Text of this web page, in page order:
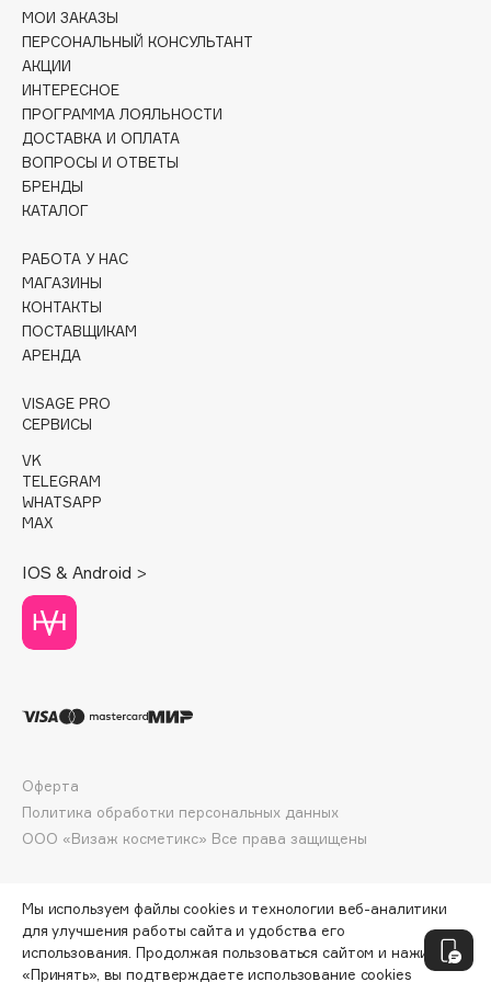
Collagenina
Consly
Corimo
CosRX
Cottolina
Crescina
Cunzite
D
d'Alba
DARLING*
Davines
Deonica
Dior
Divage
Dolce & Gabbana
DP Daily Perfection
Dr.Althea
Dr.Ceuracle
Dr.Jart+
Dyson
МОИ ЗАКАЗЫ
ПЕРСОНАЛЬНЫЙ КОНСУЛЬТАНТ
АКЦИИ
ИНТЕРЕСНОЕ
ПРОГРАММА ЛОЯЛЬНОСТИ
ДОСТАВКА И ОПЛАТА
ВОПРОСЫ И ОТВЕТЫ
БРЕНДЫ
КАТАЛОГ
РАБОТА У НАС
МАГАЗИНЫ
КОНТАКТЫ
ПОСТАВЩИКАМ
АРЕНДА
VISAGE PRO
СЕРВИСЫ
VK
TELEGRAM
WHATSAPP
MAX
IOS & Android >
ООО «Визаж косметикс» Все права защищены
Оферта
Политика обработки персональных данных
Мы используем файлы cookies и технологии веб-аналитики
для улучшения работы сайта и удобства его
использования. Продолжая пользоваться сайтом и нажимая
«Принять», вы подтверждаете использование cookies